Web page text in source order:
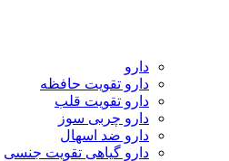
دارو
دارو تقویت حافظه
دارو تقویت قلب
دارو چربی سوز
دارو ضد اسهال
دارو گیاهی تقویت جنسی